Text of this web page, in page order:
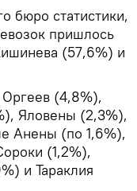
бюро статистики,
пришлось
(57,6%) и
(4,8%),
Яловены (2,3%),
Анены (по 1,6%),
(1,2%),
и Тараклия